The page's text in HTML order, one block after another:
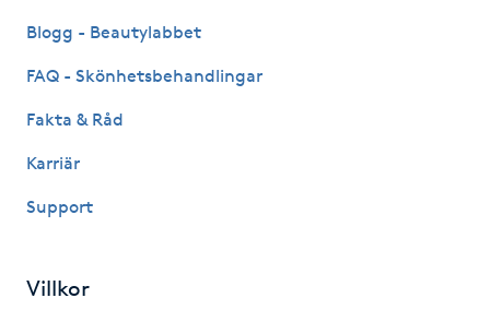
Kinesiologi
Kiropraktik
Blogg - Beautylabbet
FAQ - Skönhetsbehandlingar
Fakta & Råd
Karriär
Support
Villkor